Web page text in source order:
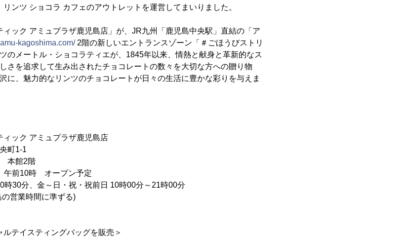
ンツ ショコラ カフェのアウトレットを運営してまいりました。
ィック アミュプラザ鹿児島店」が、JR九州「鹿児島中央駅」直結の「ア
kagoshima.com/2階の新しいエントランスゾーン「＃ごほうびストリ
のメートル・ショコラティエが、1845年以来、情熱と献身と革新的なス
さを追求して生み出されたチョコレートの数々を大切な方への贈り物
に、魅力的なリンツのチョコレートが日々の生活に豊かな彩りを与えま
ック アミュプラザ鹿児島店
町1-1
館2階
前10時 オープン予定
時30分、金～日・祝・祝前日 10時00分～21時00分
業時間に準ずる)
テイスティングバッグを販売＞